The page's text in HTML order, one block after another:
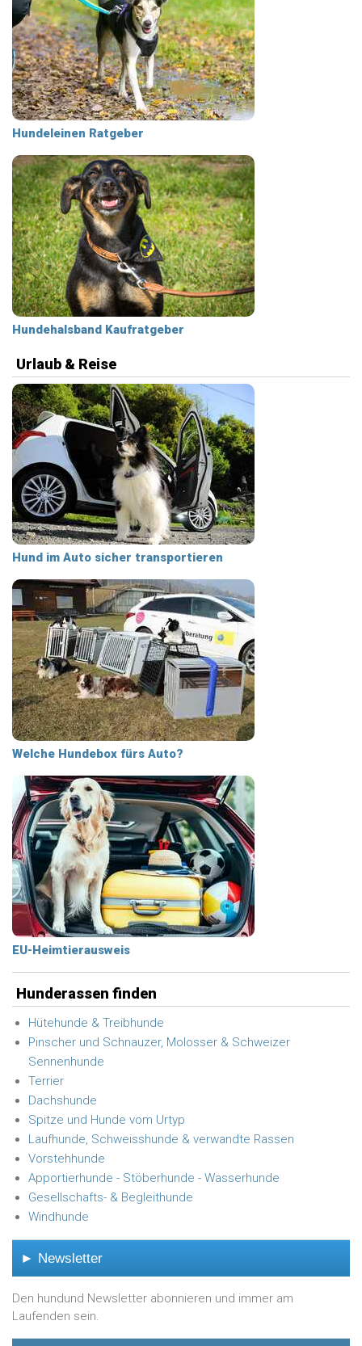
Hundeleinen Ratgeber
Hundehalsband Kaufratgeber
Urlaub & Reise
Hund im Auto sicher transportieren
Welche Hundebox fürs Auto?
EU-Heimtierausweis
Hunderassen finden
Hütehunde & Treibhunde
Pinscher und Schnauzer, Molosser & Schweizer
Sennenhunde
Terrier
Dachshunde
Spitze und Hunde vom Urtyp
Laufhunde, Schweisshunde & verwandte Rassen
Vorstehhunde
Apportierhunde - Stöberhunde - Wasserhunde
Gesellschafts- & Begleithunde
Windhunde
► Newsletter
Den hundund Newsletter abonnieren und immer am
Laufenden sein.